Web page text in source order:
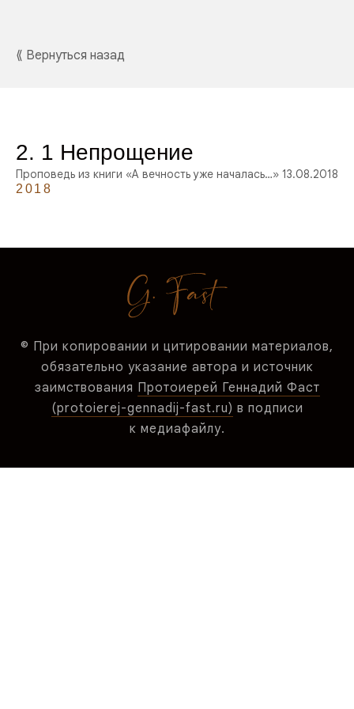
⟪ Вернуться назад
2. 1 Непрощение
Проповедь из книги «А вечность уже началась…» 13.08.2018
2018
© При копировании и цитировании материалов,
обязательно указание автора и источник
заимствования Протоиерей Геннадий Фаст
(protoierej-gennadij-fast.ru) в подписи
к медиафайлу.